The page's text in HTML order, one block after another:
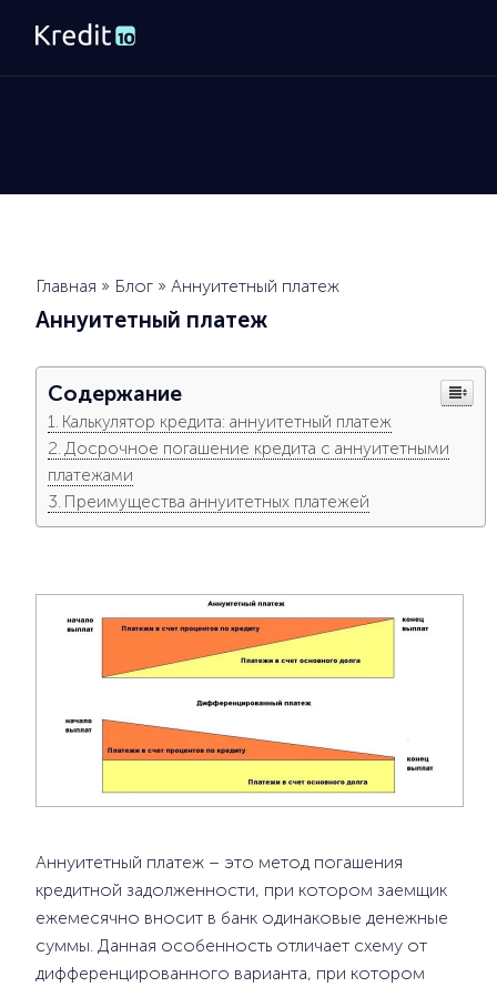
Главная » Блог » Аннуитетный платеж
Аннуитетный платеж
Содержание
Калькулятор кредита: аннуитетный платеж
Досрочное погашение кредита с аннуитетными
платежами
Преимущества аннуитетных платежей
Аннуитетный платеж – это метод погашения
кредитной задолженности, при котором заемщик
ежемесячно вносит в банк одинаковые денежные
суммы. Данная особенность отличает схему от
дифференцированного варианта, при котором